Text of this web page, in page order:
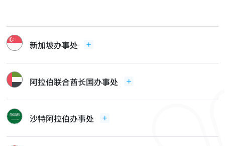
新加坡办事处
阿拉伯联合酋长国办事处
沙特阿拉伯办事处